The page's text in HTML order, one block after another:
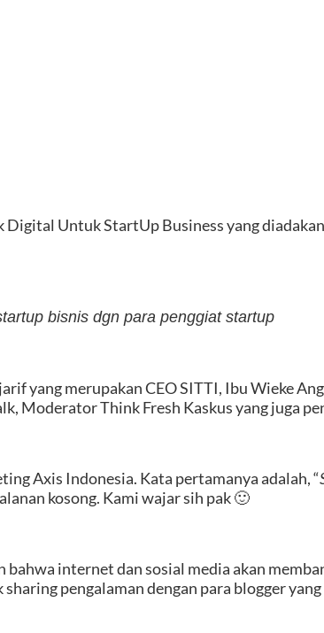
Untuk StartUp Business yang
bisnis dgn para penggiat startup
yang merupakan CEO SITTI, Ibu Wieke
Moderator Think Fresh Kaskus yang juga
Axis Indonesia. Kata pertamanya adalah, “
kosong. Kami wajar sih pak 🙂
internet dan sosial media akan
pengalaman dengan para blogger